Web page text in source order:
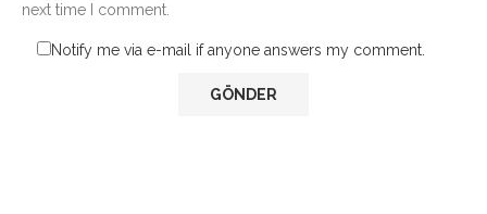
next time I comment.
Notify me via e-mail if anyone answers my comment.